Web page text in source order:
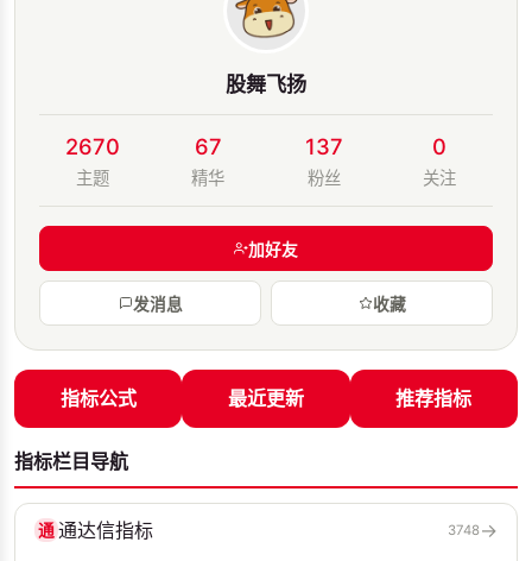
股舞飞扬
2670
主题
67
精华
137
粉丝
0
关注
加好友
发消息 收藏
指标公式 最近更新 推荐指标
指标栏目导航
通通达信指标 3748 →